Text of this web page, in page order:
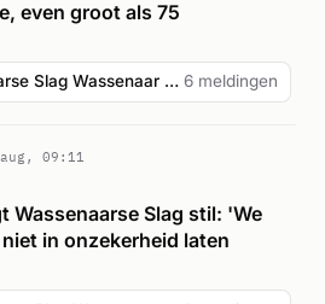
even groot als 75
Duinbrand Wassenaarse Slag Wassenaar onder controle 6 meldingen
09:11
Wassenaarse Slag stil: 'We
in onzekerheid laten